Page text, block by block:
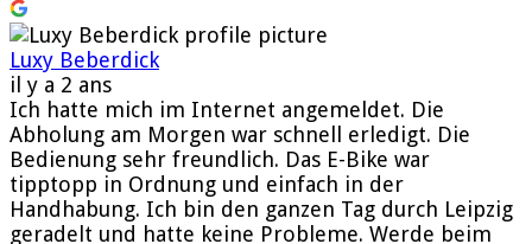
Luxy Beberdick
il y a 2 ans
Ich hatte mich im Internet angemeldet. Die
Abholung am Morgen war schnell erledigt. Die
Bedienung sehr freundlich. Das E-Bike war
tipptopp in Ordnung und einfach in der
Handhabung. Ich bin den ganzen Tag durch Leipzig
geradelt und hatte keine Probleme. Werde beim